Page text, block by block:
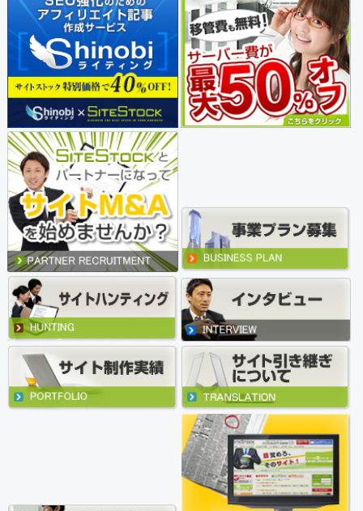
人材・転職 (20)
不動産 (11)
医療・健康・介護・福祉 (19)